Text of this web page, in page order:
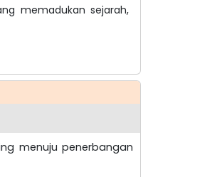
memadukan sejarah,
menuju penerbangan